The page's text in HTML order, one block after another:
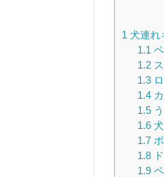
1 犬連れ
1.1
1.2ス
1.3ロ
1.4カ
1.5う
1.6犬
1.7ポ
1.8ド
1.9ペ